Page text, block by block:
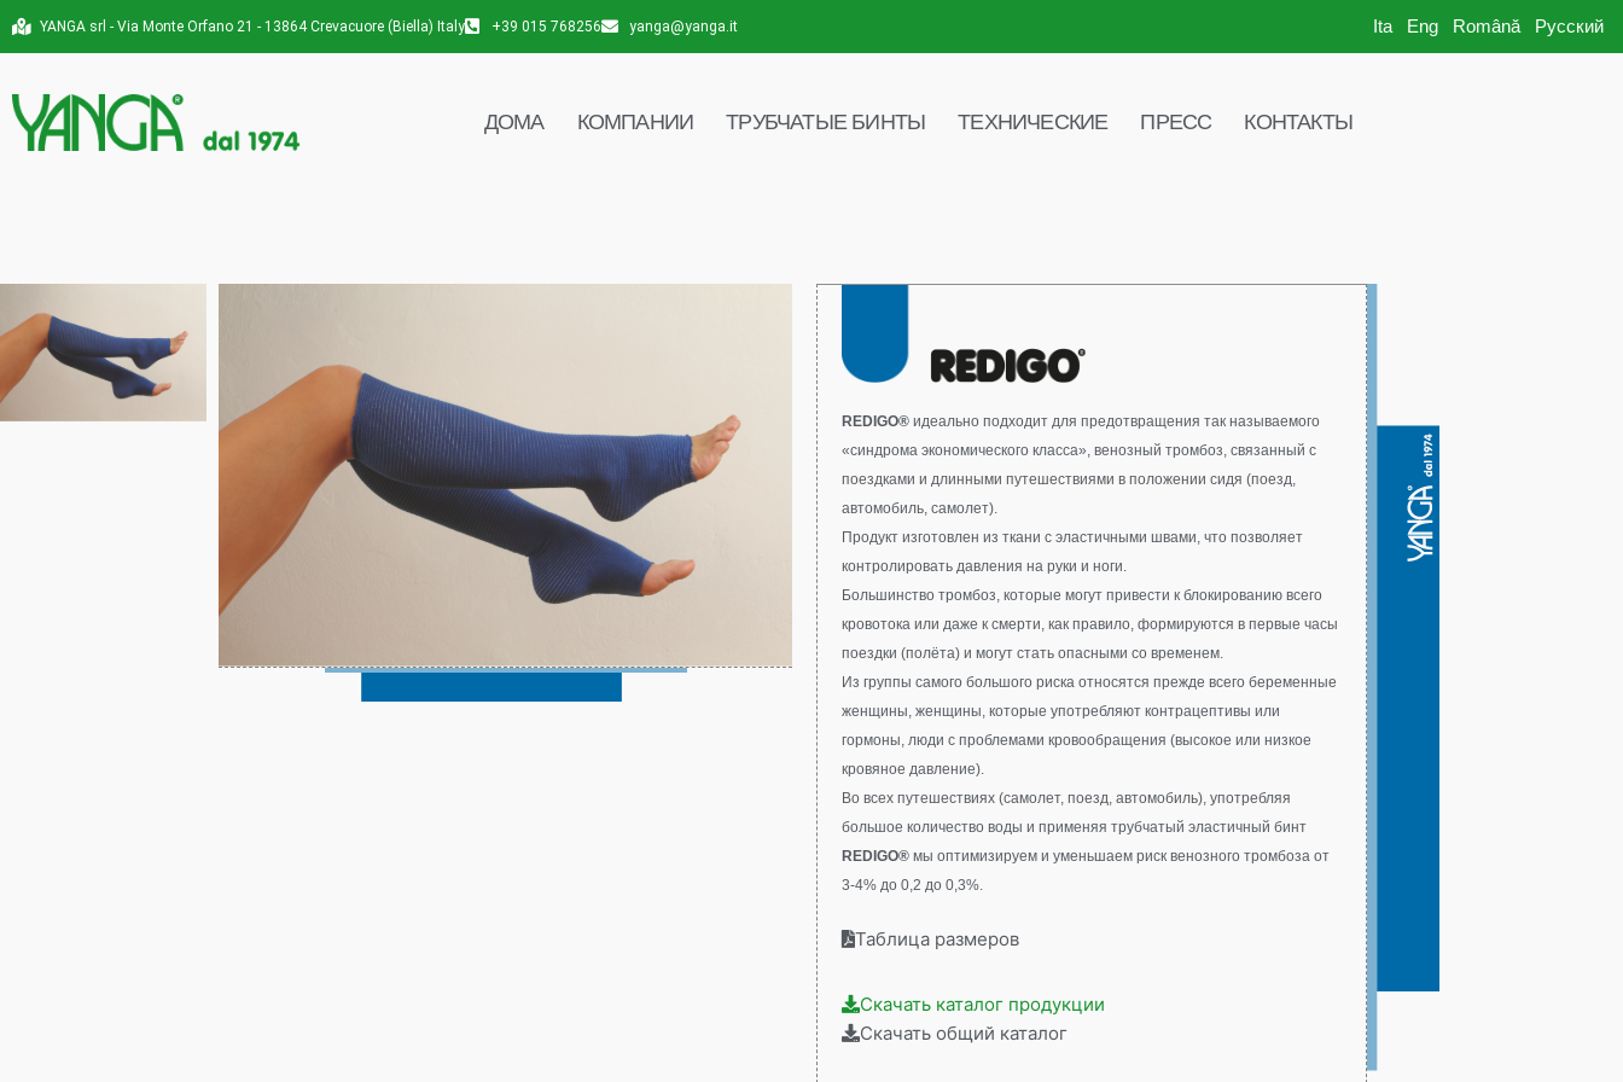
YANGA srl - Via Monte Orfano 21 - 13864 Crevacuore (Biella) Italy +39 015 768256 yanga@yanga.it Ita Eng Română Русский
ДОМА КОМПАНИИ ТРУБЧАТЫЕ БИНТЫ ТЕХНИЧЕСКИЕ ПРЕСС КОНТАКТЫ
REDIGO® идеально подходит для предотвращения так называемого
«синдрома экономического класса», венозный тромбоз, связанный с
поездками и длинными путешествиями в положении сидя (поезд,
автомобиль, самолет).
Продукт изготовлен из ткани с эластичными швами, что позволяет
контролировать давления на руки и ноги.
Большинство тромбоз, которые могут привести к блокированию всего
кровотока или даже к смерти, как правило, формируются в первые часы
поездки (полёта) и могут стать опасными со временем.
Из группы самого большого риска относятся прежде всего беременные
женщины, женщины, которые употребляют контрацептивы или
гормоны, люди с проблемами кровообращения (высокое или низкое
кровяное давление).
Во всех путешествиях (самолет, поезд, автомобиль), употребляя
большое количество воды и применяя трубчатый эластичный бинт
REDIGO® мы оптимизируем и уменьшаем риск венозного тромбоза от
3-4% до 0,2 до 0,3%.
Таблица размеров
Скачать каталог продукции
Скачать общий каталог